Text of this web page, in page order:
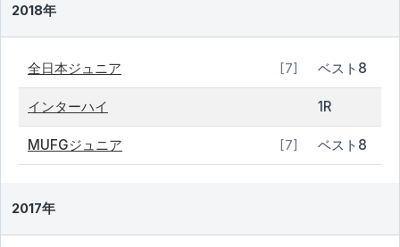
2018年
全日本ジュニア [7] ベスト8
インターハイ 1R
MUFGジュニア [7] ベスト8
2017年